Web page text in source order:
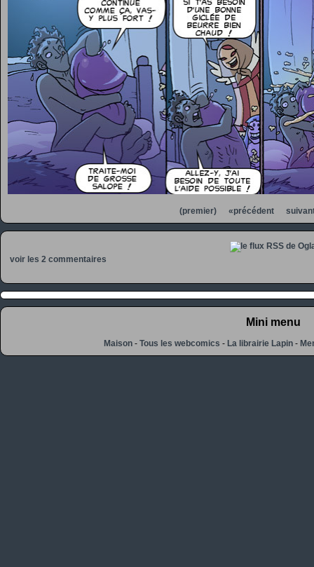
(premier) «précédent
voir les 2 commentaires
Mini menu
Maison -Tous les webcomics -La librairie Lapin -